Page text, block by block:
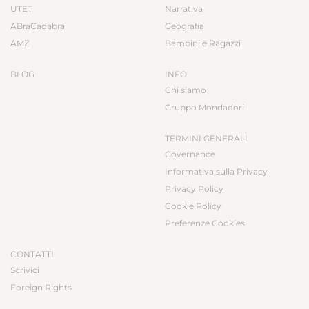
UTET
ABraCadabra
AMZ
BLOG
Narrativa
Geografia
Bambini e Ragazzi
INFO
Chi siamo
Gruppo Mondadori
TERMINI GENERALI
Governance
Informativa sulla Privacy
Privacy Policy
Cookie Policy
Preferenze Cookies
CONTATTI
Scrivici
Foreign Rights